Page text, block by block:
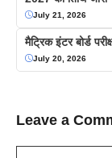
July 21, 2026
मैट्रिक इंटर बोर्ड
July 20, 2026
Leave a